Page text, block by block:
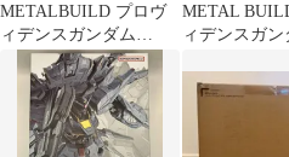
METALBUILD プロヴ
ィデンスガンダム
CLIMAXBATTLE Ver.
METAL
ィデンスガン